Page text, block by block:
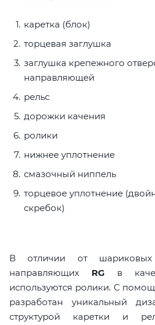
каретка (блок)
торцевая заглушка
заглушка крепежного
направляющей
рельс
дорожки качения
ролики
нижнее уплотнение
смазочный ниппель
торцевое уплотнение
скребок)
В отличии от
направляющих RG в
используются ролики. С
разработан уникальный
структурой каретки и